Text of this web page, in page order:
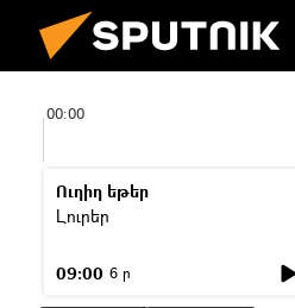
00:00
Ուղիղ եթեր
Լուրեր
09:00 6 ր